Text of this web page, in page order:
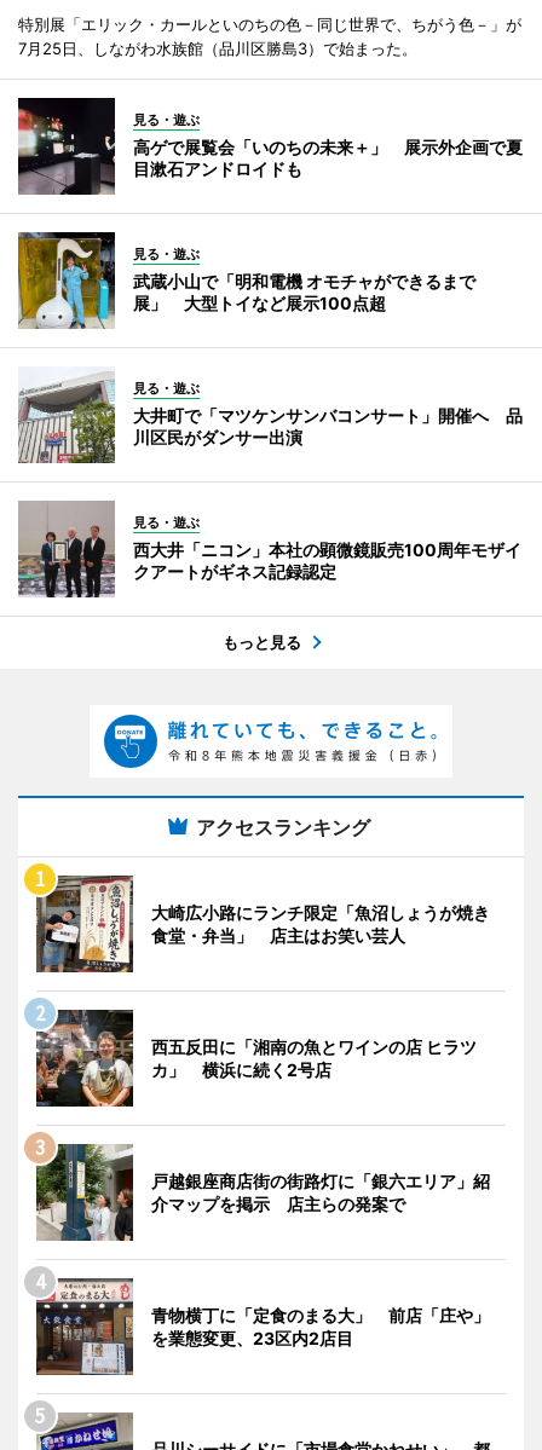
特別展「エリック・カールといのちの色－同じ世界で、ちがう色－」が
7月25日、しながわ水族館（品川区勝島3）で始まった。
見る・遊ぶ
高ゲで展覧会「いのちの未来＋」 展示外企画で夏
目漱石アンドロイドも
見る・遊ぶ
武蔵小山で「明和電機 オモチャができるまで
展」 大型トイなど展示100点超
見る・遊ぶ
大井町で「マツケンサンバコンサート」開催へ 品
川区民がダンサー出演
見る・遊ぶ
西大井「ニコン」本社の顕微鏡販売100周年モザイ
クアートがギネス記録認定
もっと見る
アクセスランキング
大崎広小路にランチ限定「魚沼しょうが焼き
食堂・弁当」 店主はお笑い芸人
西五反田に「湘南の魚とワインの店 ヒラツ
カ」 横浜に続く2号店
戸越銀座商店街の街路灯に「銀六エリア」紹
介マップを掲示 店主らの発案で
青物横丁に「定食のまる大」 前店「庄や」
を業態変更、23区内2店目